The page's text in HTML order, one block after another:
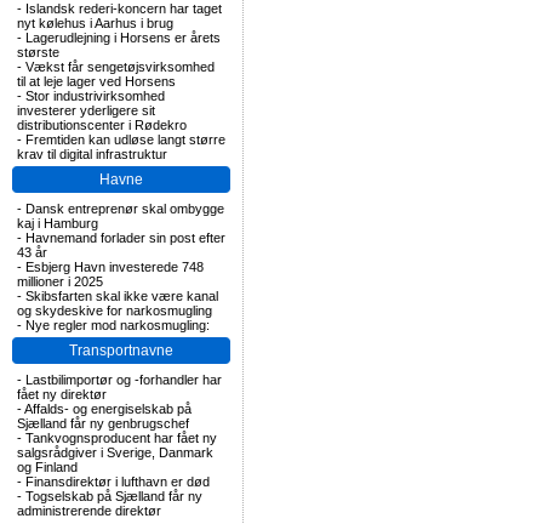
- Islandsk rederi-koncern har taget
nyt kølehus i Aarhus i brug
- Lagerudlejning i Horsens er årets
største
- Vækst får sengetøjsvirksomhed
til at leje lager ved Horsens
- Stor industrivirksomhed
investerer yderligere sit
distributionscenter i Rødekro
- Fremtiden kan udløse langt større
krav til digital infrastruktur
Havne
- Dansk entreprenør skal ombygge
kaj i Hamburg
- Havnemand forlader sin post efter
43 år
- Esbjerg Havn investerede 748
millioner i 2025
- Skibsfarten skal ikke være kanal
og skydeskive for narkosmugling
- Nye regler mod narkosmugling:
Transportnavne
- Lastbilimportør og -forhandler har
fået ny direktør
-Affalds- og energiselskab på
Sjælland får ny genbrugschef
- Tankvognsproducent har fået ny
salgsrådgiver i Sverige, Danmark
og Finland
- Finansdirektør i lufthavn er død
- Togselskab på Sjælland får ny
administrerende direktør